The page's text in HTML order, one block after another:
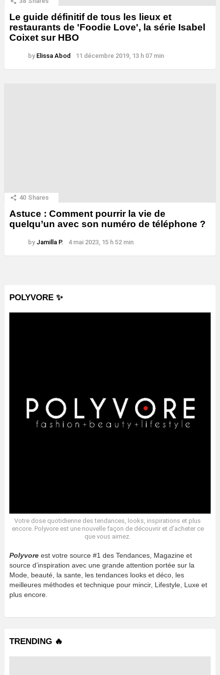
Le guide définitif de tous les lieux et
restaurants de 'Foodie Love', la série Isabel
Coixet sur HBO
by Elissa Abod 11 décembre 2019, 13 h 07 min
40 Shares
Astuce : Comment pourrir la vie de
quelqu’un avec son numéro de téléphone ?
by Jamilla P. 4 mai 2023, 15 h 52 min
POLYVORE ✨
Votre dose quotidienne des tendances, looks, inspirations et plus
encore. Polyvore est une nouvelle façon de découvrir et d’acheter ce
que vous aimez.
Polyvore est votre source #1 des Tendances, Magazine et
source d’inspiration avec une grande attention portée sur la
Mode, beauté, la sante, les tendances looks et déco, les
meilleures méthodes et technique pour mincir, Lifestyle, Luxe et
plus encore.
TRENDING 🔥